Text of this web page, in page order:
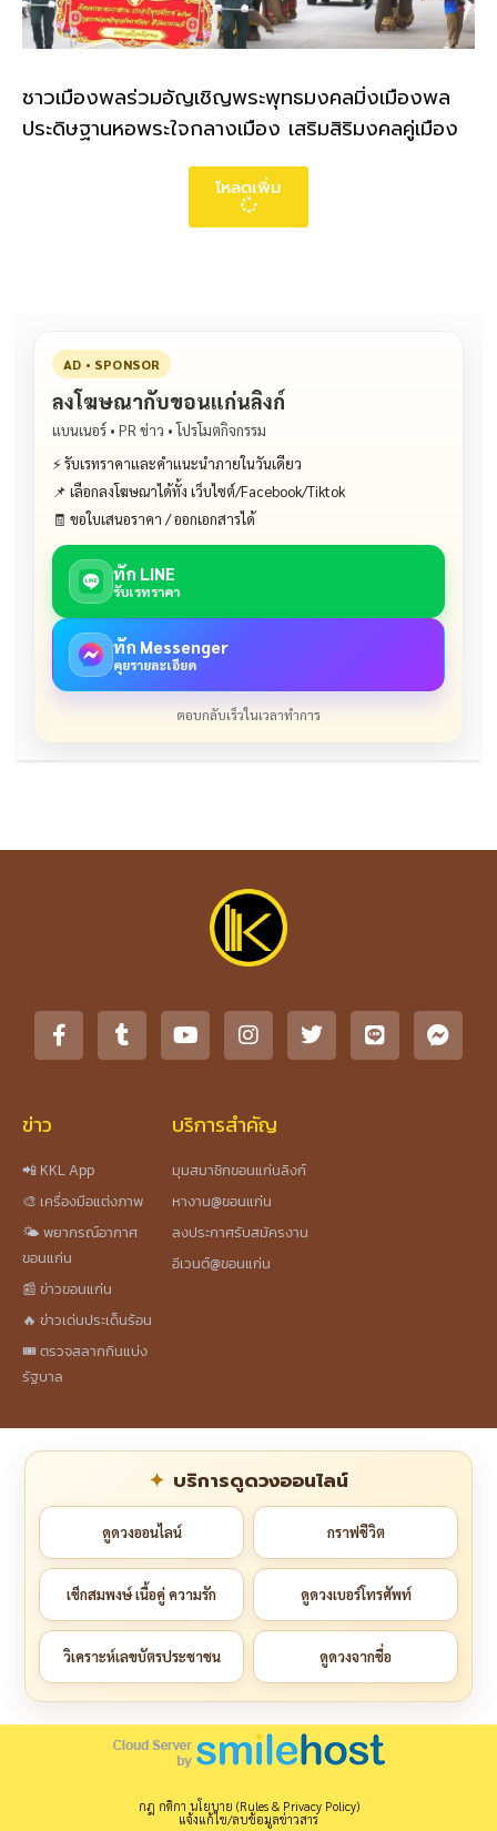
ชาวเมืองพลร่วมอัญเชิญพระพุทธมงคลมิ่งเมืองพล
ประดิษฐานหอพระใจกลางเมือง เสริมสิริมงคลคู่เมือง
โหลดเพิ่ม
AD • SPONSOR
ลงโฆษณากับขอนแก่นลิงก์
แบนเนอร์ • PR ข่าว • โปรโมตกิจกรรม
⚡ รับเรทราคาและคำแนะนำภายในวันเดียว
📌 เลือกลงโฆษณาได้ทั้ง เว็บไซต์/Facebook/Tiktok
🧾 ขอใบเสนอราคา / ออกเอกสารได้
ทัก LINE
รับเรทราคา
ทัก Messenger
คุยรายละเอียด
ตอบกลับเร็วในเวลาทำการ
ข่าว
📲 KKL App
🎨 เครื่องมือแต่งภาพ
🌤️ พยากรณ์อากาศ
ขอนแก่น
📰 ข่าวขอนแก่น
🔥 ข่าวเด่นประเด็นร้อน
🎟️ ตรวจสลากกินแบ่ง
รัฐบาล
บริการสำคัญ
มุมสมาชิกขอนแก่นลิงก์
หางาน@ขอนแก่น
ลงประกาศรับสมัครงาน
อีเวนต์@ขอนแก่น
บริการดูดวงออนไลน์
ดูดวงออนไลน์ กราฟชีวิต
เช็กสมพงษ์ เนื้อคู่ ความรัก ดูดวงเบอร์โทรศัพท์
วิเคราะห์เลขบัตรประชาชน ดูดวงจากชื่อ
กฎ กติกา นโยบาย (Rules & Privacy Policy)
แจ้งแก้ไข/ลบข้อมูลข่าวสาร